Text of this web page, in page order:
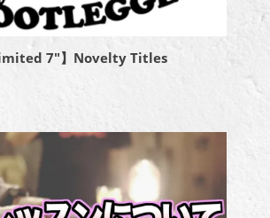
7″】Novelty Titles